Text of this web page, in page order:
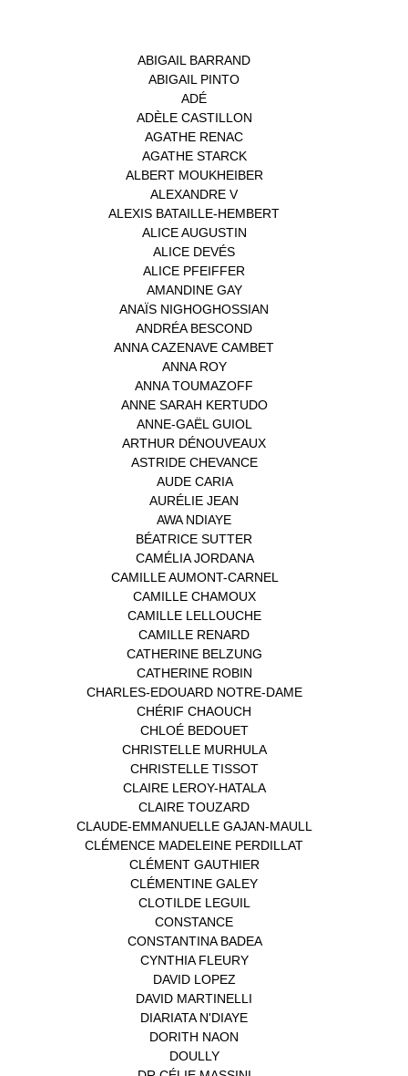
ABIGAIL BARRAND
ABIGAIL PINTO
ADÉ
ADÈLE CASTILLON
AGATHE RENAC
AGATHE STARCK(1)
ALBERT MOUKHEIBER
ALEXANDRE V(1)
ALEXIS BATAILLE-HEMBERT
ALICE AUGUSTIN
ALICE DEVÉS
ALICE PFEIFFER
AMANDINE GAY(1)
ANAÏS NIGHOGHOSSIAN
ANDRÉA BESCOND
ANNA CAZENAVE CAMBET
ANNA ROY(1)
ANNA TOUMAZOFF
ANNE SARAH KERTUDO(1)
ANNE-GAËL GUIOL
ARTHUR DÉNOUVEAUX
ASTRIDE CHEVANCE(3)
AUDE CARIA(1)
AURÉLIE JEAN
AWA NDIAYE
BÉATRICE SUTTER
CAMÉLIA JORDANA(1)
CAMILLE AUMONT-CARNEL
CAMILLE CHAMOUX(1)
CAMILLE LELLOUCHE(1)
CAMILLE RENARD
CATHERINE BELZUNG
CATHERINE ROBIN
CHARLES-EDOUARD NOTRE-DAME(1)
CHÉRIF CHAOUCH
CHLOÉ BEDOUET(1)
CHRISTELLE MURHULA(1)
CHRISTELLE TISSOT(2)
CLAIRE LEROY-HATALA(1)
CLAIRE TOUZARD
CLAUDE-EMMANUELLE GAJAN-MAULL
CLÉMENCE MADELEINE PERDILLAT
CLÉMENT GAUTHIER
CLÉMENTINE GALEY
CLOTILDE LEGUIL
CONSTANCE
CONSTANTINA BADEA(1)
CYNTHIA FLEURY(2)
DAVID LOPEZ
DAVID MARTINELLI
DIARIATA N'DIAYE
DORITH NAON
DOULLY(1)